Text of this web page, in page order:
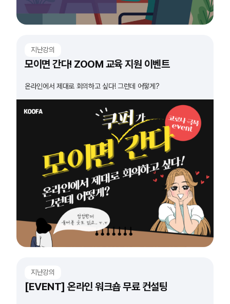
지난강의
모이면 간다! ZOOM 교육 지원 이벤트
온라인에서 제대로 회의하고 싶다! 그런데 어떻게?
지난강의
[EVENT] 온라인 워크숍 무료 컨설팅